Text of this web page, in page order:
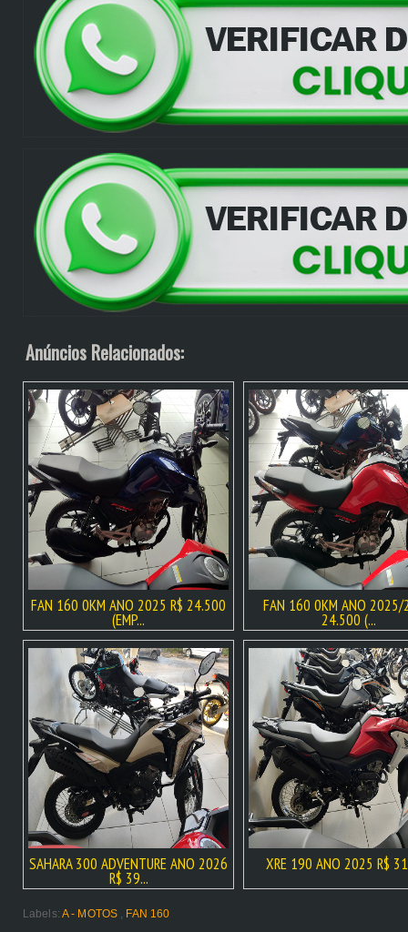
Anúncios Relacionados:
FAN 160 0KM ANO 2025 R$ 24.500
(EMP...
FAN 160 0KM ANO 2025/
24.500 (...
SAHARA 300 ADVENTURE ANO 2026
R$ 39...
XRE 190 ANO 2025 R$
Labels: A - MOTOS FAN 160